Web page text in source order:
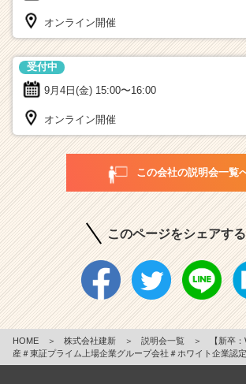
オンライン開催
9月4日(金) 15:00〜16:00
受付中
オンライン開催
この会社の説明会一覧
このページをシェアする
HOME ＞ 株式会社建新 ＞ 説明会一覧 ＞
【新卒
産＃東証プライム上場企業グループ会社＃ホワイト企業認